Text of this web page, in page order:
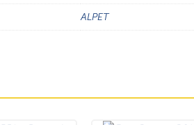
ALPET